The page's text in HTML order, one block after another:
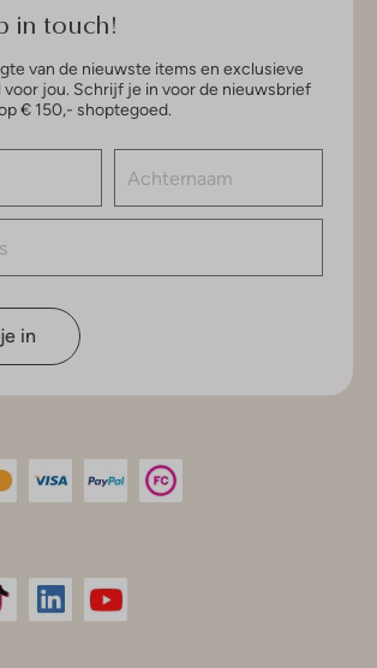
in touch!
van de nieuwste items en exclusieve
voor jou. Schrijf je in voor de nieuwsbrief
€ 150,- shoptegoed.
in